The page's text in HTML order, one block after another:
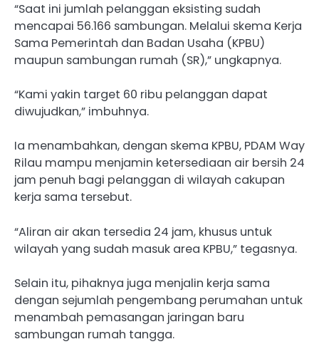
“Saat ini jumlah pelanggan eksisting sudah
mencapai 56.166 sambungan. Melalui skema Kerja
Sama Pemerintah dan Badan Usaha (KPBU)
maupun sambungan rumah (SR),” ungkapnya.
“Kami yakin target 60 ribu pelanggan dapat
diwujudkan,” imbuhnya.
Ia menambahkan, dengan skema KPBU, PDAM Way
Rilau mampu menjamin ketersediaan air bersih 24
jam penuh bagi pelanggan di wilayah cakupan
kerja sama tersebut.
“Aliran air akan tersedia 24 jam, khusus untuk
wilayah yang sudah masuk area KPBU,” tegasnya.
Selain itu, pihaknya juga menjalin kerja sama
dengan sejumlah pengembang perumahan untuk
menambah pemasangan jaringan baru
sambungan rumah tangga.